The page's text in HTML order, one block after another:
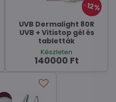
12%
UVB Dermalight 80R
UVB + Vitistop gél és
tabletták
Készleten
140000 Ft